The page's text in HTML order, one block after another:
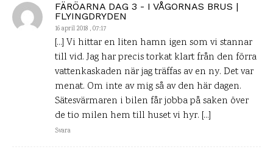
FÄRÖARNA DAG 3 - I VÅGORNAS BRUS |
FLYINGDRYDEN
16 april 2018 , 07:17
[…] Vi hittar en liten hamn igen som vi stannar
till vid. Jag har precis torkat klart från den förra
vattenkaskaden när jag träffas av en ny. Det var
menat. Om inte av mig så av den här dagen.
Sätesvärmaren i bilen får jobba på saken över
de tio milen hem till huset vi hyr. […]
Svara